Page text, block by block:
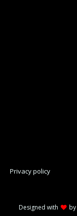
Privacy policy
Designed with by